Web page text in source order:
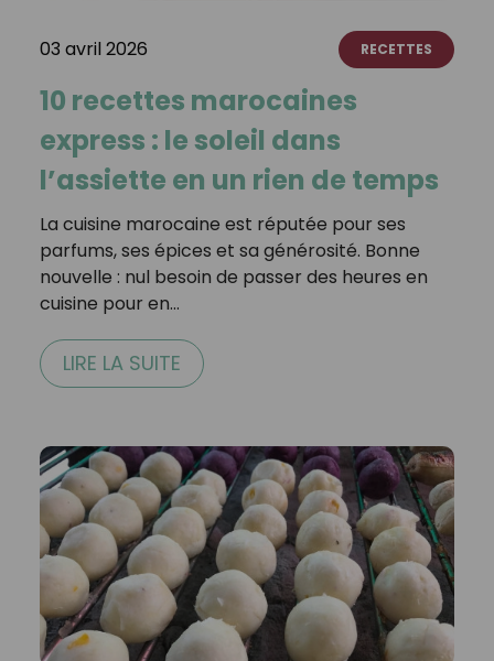
03 avril 2026 RECETTES
10 recettes marocaines
express : le soleil dans
l’assiette en un rien de temps
La cuisine marocaine est réputée pour ses
parfums, ses épices et sa générosité. Bonne
nouvelle : nul besoin de passer des heures en
cuisine pour en…
LIRE LA SUITE